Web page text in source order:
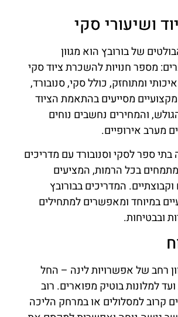
ושיעורי סקי
של בורובץ הוא מגוון
מספר חנויות להשכרת ציוד סקי
ומתוחזק, כולל סקי, סנובורד,
מסייעים בהתאמת הציוד
והמחירים נחשבים נוחים
מערב אירופיים.
בתי ספר לסקי וסנובורד עם מדריכים
בכל הרמות, המציעים
המדריכים בבורובץ
במיוחד ומאפשרים למתחילים
ובבטיחות.
רחב של אפשרויות לינה – החל
למלונות בוטיק מפוארים. רוב
קרוב למסלולים או במרחק הליכה